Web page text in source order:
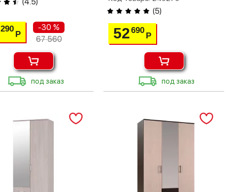
290
Р
-30 %
67 560
под заказ
(5)
52690
Р
под заказ